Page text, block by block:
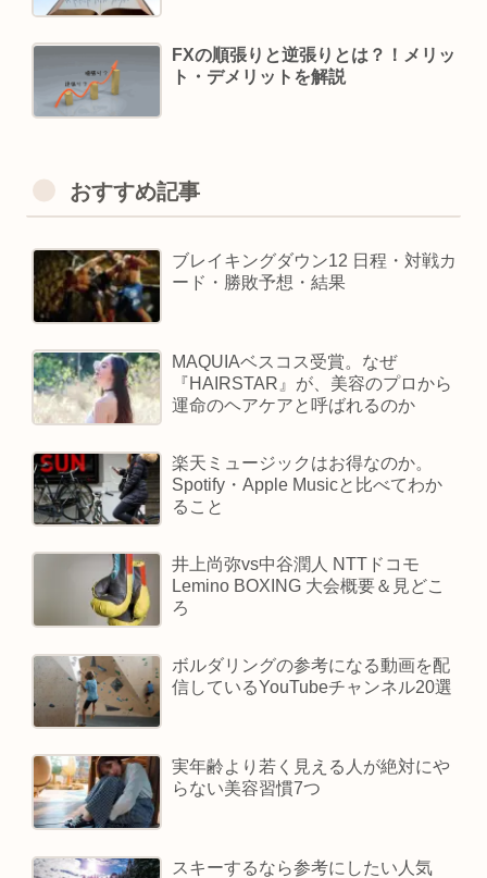
FXの順張りと逆張りとは？！メリッ
ト・デメリットを解説
おすすめ記事
ブレイキングダウン12 日程・対戦カ
ード・勝敗予想・結果
MAQUIAベスコス受賞。なぜ
『HAIRSTAR』が、美容のプロから
運命のヘアケアと呼ばれるのか
楽天ミュージックはお得なのか。
Spotify・Apple Musicと比べてわか
ること
井上尚弥vs中谷潤人 NTTドコモ
Lemino BOXING 大会概要＆見どこ
ろ
ボルダリングの参考になる動画を配
信しているYouTubeチャンネル20選
実年齢より若く見える人が絶対にや
らない美容習慣7つ
スキーするなら参考にしたい人気